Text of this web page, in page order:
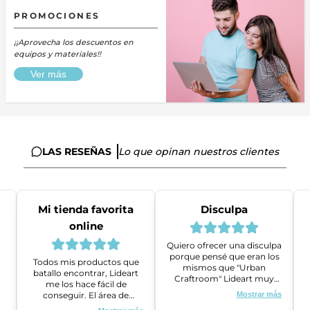
PROMOCIONES
¡¡Aprovecha los descuentos en
equipos y materiales!!
Ver más
LAS RESEÑAS Lo que opinan nuestros clientes
Mi tienda favorita
online
Todos mis productos que
batallo encontrar, Lideart
me los hace fácil de
conseguir. El área de
ventas es super amable y
Disculpa
Quiero ofrecer una disculpa
porque pensé que eran los
mismos que "Urban
Craftroom" Lideart muy
amables me ayudaron a
gestionar un problema que
Mostrar más